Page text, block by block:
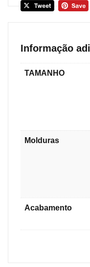
Informação
TAMANHO
Molduras
Acabamento